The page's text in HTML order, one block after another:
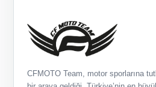
CFMOTO Team, motor sporlarına